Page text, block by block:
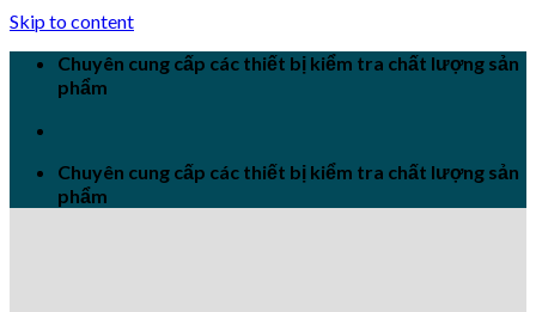
Skip to content
Chuyên cung cấp các thiết bị kiểm tra chất lượng sản
phẩm
Chuyên cung cấp các thiết bị kiểm tra chất lượng sản
phẩm